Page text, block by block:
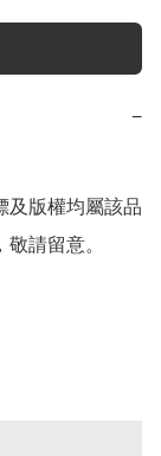
−
及版權均屬該品
請留意。